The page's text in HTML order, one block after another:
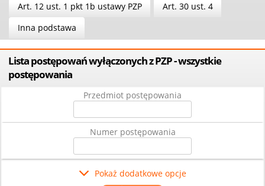
Art. 12 ust. 1 pkt 1b ustawy PZP
Art. 30 ust. 4
Inna podstawa
Lista postępowań wyłączonych z PZP - wszystkie
postępowania
Przedmiot postępowania
Numer postępowania
Pokaż dodatkowe opcje